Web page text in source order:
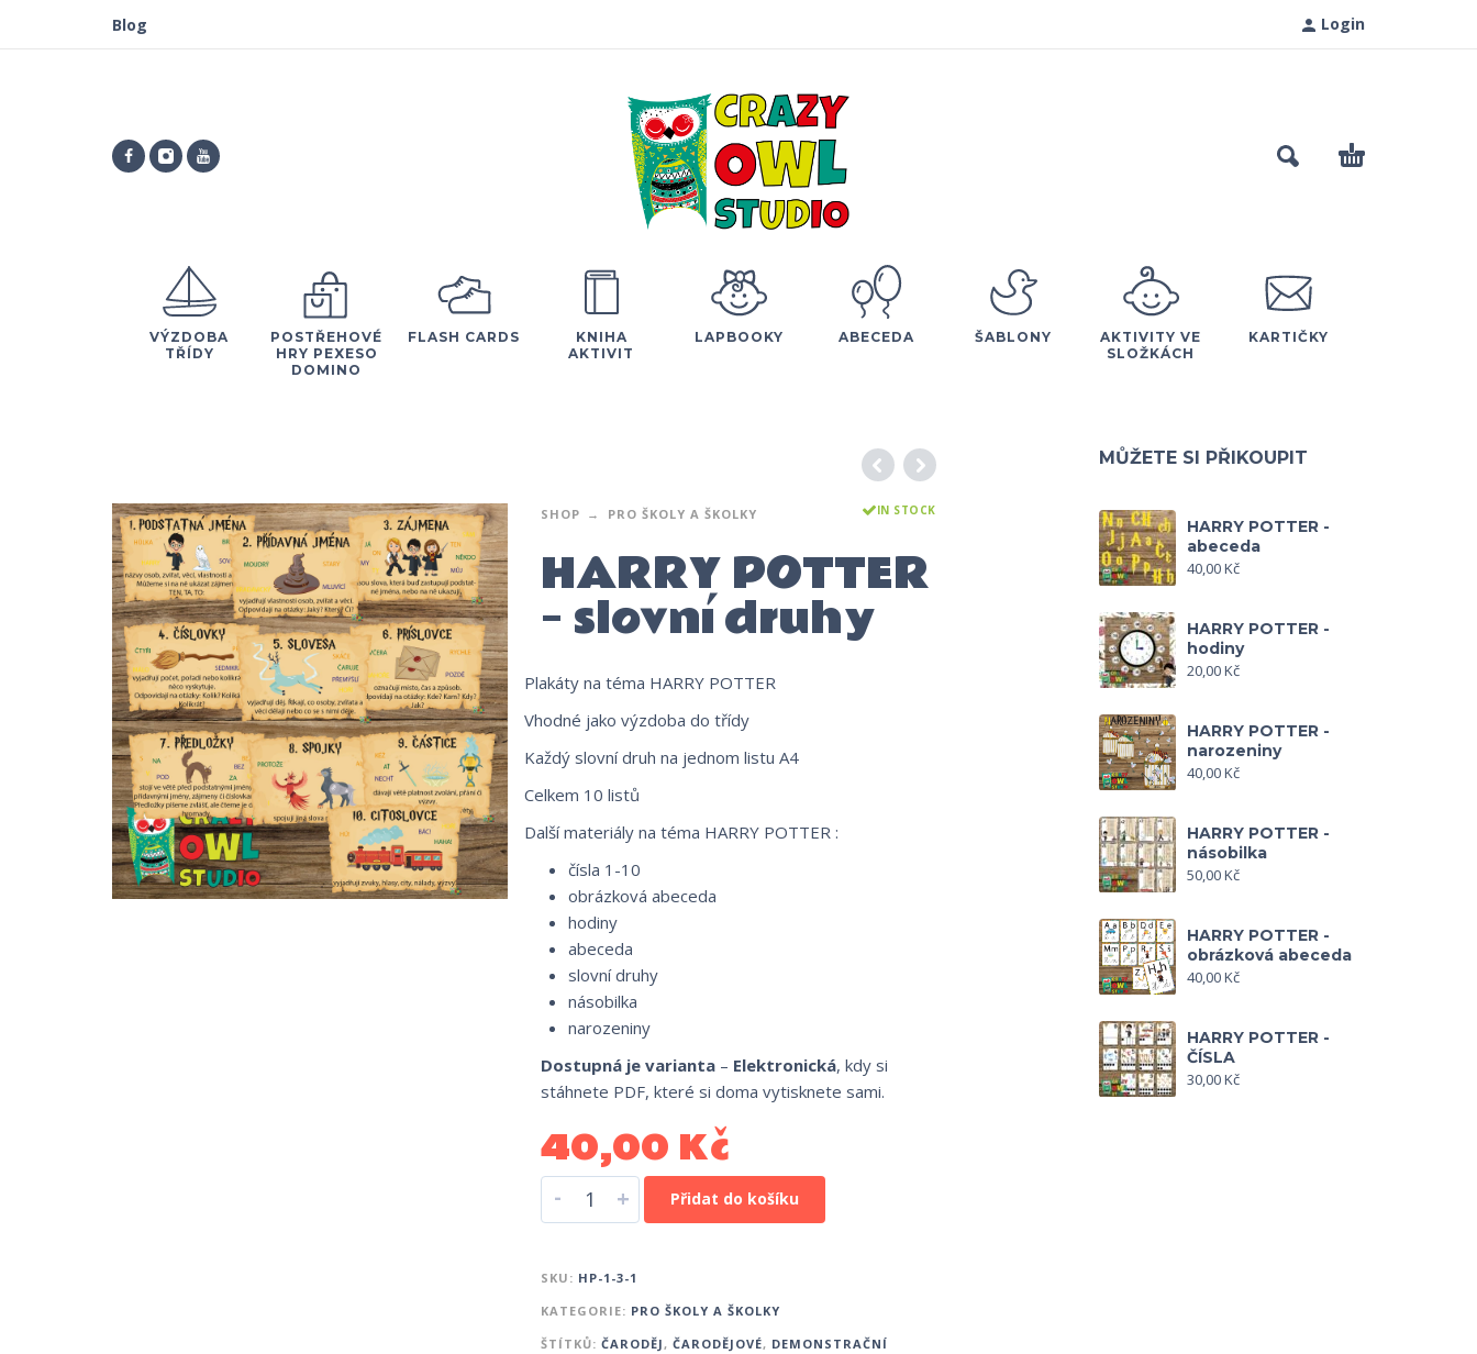
Blog Login
VÝZDOBA
TŘÍDY
POSTŘEHOVÉ
HRY PEXESO
DOMINO
FLASH CARDS
KNIHA
AKTIVIT
LAPBOOKY ABECEDA ŠABLONY
AKTIVITY VE
SLOŽKÁCH
KARTIČKY
SHOP PRO ŠKOLY A ŠKOLKY IN STOCK
HARRY POTTER
– slovní druhy
Plakáty na téma HARRY POTTER
Vhodné jako výzdoba do třídy
Každý slovní druh na jednom listu A4
Celkem 10 listů
Další materiály na téma HARRY POTTER :
čísla 1-10
obrázková abeceda
hodiny
abeceda
slovní druhy
násobilka
narozeniny
Dostupná je varianta – Elektronická, kdy si
stáhnete PDF, které si doma vytisknete sami.
40,00 Kč
- + Přidat do košíku
SKU: HP-1-3-1
KATEGORIE: PRO ŠKOLY A ŠKOLKY
ŠTÍTKŮ: ČARODĚJ , ČARODĚJOVÉ, DEMONSTRAČNÍ
MŮŽETE SI PŘIKOUPIT
HARRY POTTER -
abeceda
40,00Kč
HARRY POTTER -
hodiny
20,00Kč
HARRY POTTER -
narozeniny
40,00Kč
HARRY POTTER -
násobilka
50,00Kč
HARRY POTTER -
obrázková abeceda
40,00Kč
HARRY POTTER -
ČÍSLA
30,00Kč